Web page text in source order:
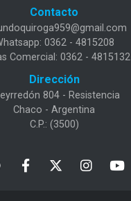
Contacto
0362 - 4815208
Comercial: 0362 - 4815132
Dirección
804 - Resistencia
Chaco - Argentina
C.P.: (3500)